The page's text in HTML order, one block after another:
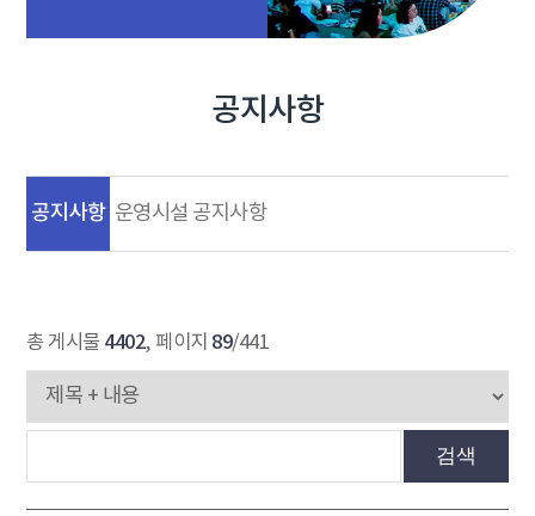
공지사항
공지사항 운영시설 공지사항
총 게시물 4402, 페이지 89/441
검색